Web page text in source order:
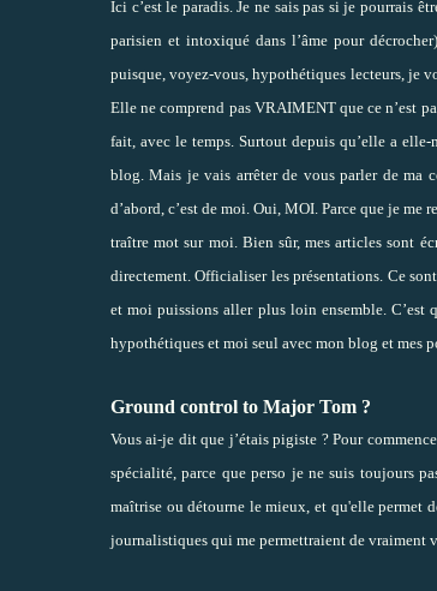
Ici c’est le paradis. Je ne sais pas si je pourrais
parisien et intoxiqué dans l’âme pour
puisque, voyez-vous, hypothétiques lecteurs, je
Elle ne comprend pas VRAIMENT que ce n’est
fait, avec le temps. Surtout depuis qu’elle a
blog. Mais je vais arrêter de vous parler de ma
d’abord, c’est de moi. Oui, MOI. Parce que je
traître mot sur moi. Bien sûr, mes articles sont
directement. Officialiser les présentations. Ce
et moi puissions aller plus loin ensemble. C’est
hypothétiques et moi seul avec mon blog et mes
Ground control to Major Tom ?
Vous ai-je dit que j’étais pigiste ? Pour
spécialité, parce que perso je ne suis toujours
maîtrise ou détourne le mieux, et qu'elle permet
journalistiques qui me permettraient de vraiment